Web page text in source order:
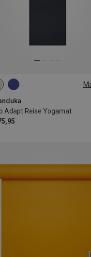
Adapt Reise Yogamat
180CM